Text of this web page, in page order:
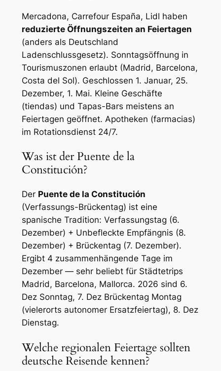
Mercadona, Carrefour España, Lidl haben
reduzierte Öffnungszeiten an Feiertagen
(anders als Deutschland
Ladenschlussgesetz). Sonntagsöffnung in
Tourismuszonen erlaubt (Madrid, Barcelona,
Costa del Sol). Geschlossen 1. Januar, 25.
Dezember, 1. Mai. Kleine Geschäfte
(tiendas) und Tapas-Bars meistens an
Feiertagen geöffnet. Apotheken (farmacias)
im Rotationsdienst 24/7.
Was ist der Puente de la
Constitución?
Der Puente de la Constitución
(Verfassungs-Brückentag) ist eine
spanische Tradition: Verfassungstag (6.
Dezember) + Unbefleckte Empfängnis (8.
Dezember) + Brückentag (7. Dezember).
Ergibt 4 zusammenhängende Tage im
Dezember — sehr beliebt für Städtetrips
Madrid, Barcelona, Mallorca. 2026 sind 6.
Dez Sonntag, 7. Dez Brückentag Montag
(vielerorts autonomer Ersatzfeiertag), 8. Dez
Dienstag.
Welche regionalen Feiertage sollten
deutsche Reisende kennen?